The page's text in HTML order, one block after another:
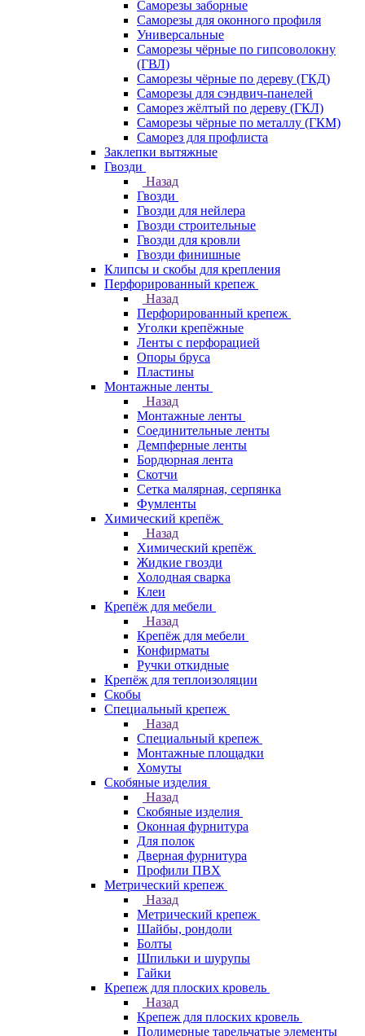
Саморезы заборные
Саморезы для оконного профиля
Универсальные
Саморезы чёрные по гипсоволокну
(ГВЛ)
Саморезы чёрные по дереву (ГКД)
Саморезы для сэндвич-панелей
Саморез жёлтый по дереву (ГКЛ)
Саморезы чёрные по металлу (ГКМ)
Саморез для профлиста
Заклепки вытяжные
Гвозди
Назад
Гвозди
Гвозди для нейлера
Гвозди строительные
Гвозди для кровли
Гвозди финишные
Клипсы и скобы для крепления
Перфорированный крепеж
Назад
Перфорированный крепеж
Уголки крепёжные
Ленты с перфорацией
Опоры бруса
Пластины
Монтажные ленты
Назад
Монтажные ленты
Соединительные ленты
Демпферные ленты
Бордюрная лента
Скотчи
Сетка малярная, серпянка
Фумленты
Химический крепёж
Назад
Химический крепёж
Жидкие гвозди
Холодная сварка
Клеи
Крепёж для мебели
Назад
Крепёж для мебели
Конфирматы
Ручки откидные
Крепёж для теплоизоляции
Скобы
Специальный крепеж
Назад
Специальный крепеж
Монтажные площадки
Хомуты
Скобяные изделия
Назад
Скобяные изделия
Оконная фурнитура
Для полок
Дверная фурнитура
Профили ПВХ
Метрический крепеж
Назад
Метрический крепеж
Шайбы, рондоли
Болты
Шпильки и шурупы
Гайки
Крепеж для плоских кровель
Назад
Крепеж для плоских кровель
Полимерные тарельчатые элементы